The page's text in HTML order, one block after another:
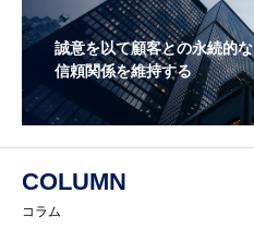
誠意を以て顧客との永続的な
信頼関係を維持する
COLUMN
コラム